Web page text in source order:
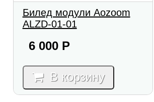
Билед модули Aozoom
ALZD-01-01
6 000 Р
В корзину